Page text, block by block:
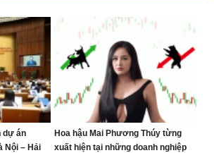
dự án
Nội – Hải
Hoa hậu Mai Phương Thúy từng
xuất hiện tại những doanh nghiệp